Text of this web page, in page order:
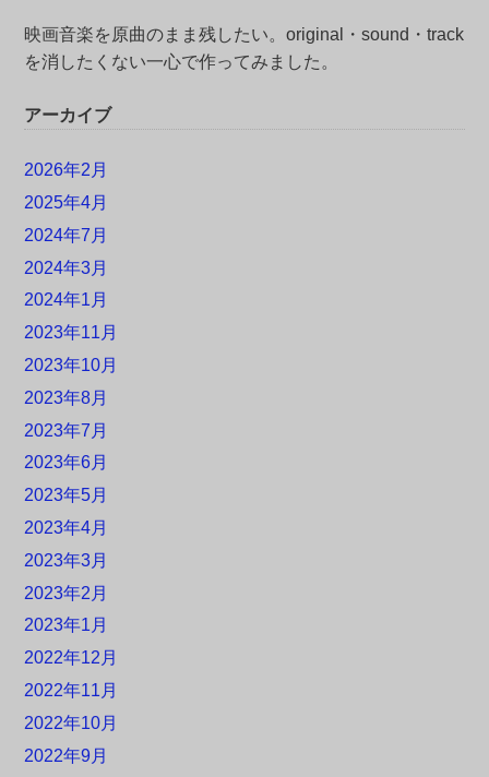
映画音楽を原曲のまま残したい。original・sound・track
を消したくない一心で作ってみました。
アーカイブ
2026年2月
2025年4月
2024年7月
2024年3月
2024年1月
2023年11月
2023年10月
2023年8月
2023年7月
2023年6月
2023年5月
2023年4月
2023年3月
2023年2月
2023年1月
2022年12月
2022年11月
2022年10月
2022年9月